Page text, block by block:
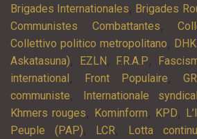
Brigades Internationales, Brigades
Communistes Combattantes,
Collettivo politico metropolitano,
Askatasuna), EZLN, F.R.A.P,
international, Front Populaire,
communiste, Internationale
Khmers rouges, Kominform, KPD,
Peuple (PAP), LCR, Lotta